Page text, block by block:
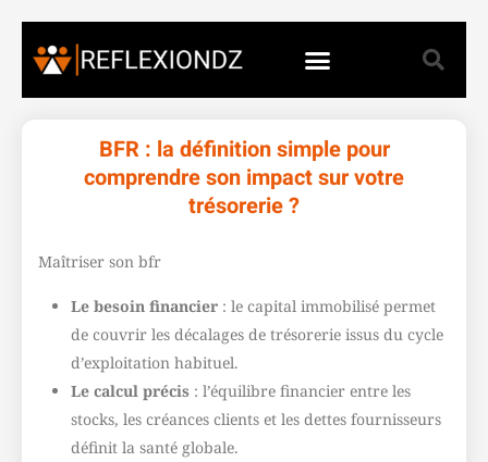
BFR : la définition simple pour
comprendre son impact sur votre
trésorerie ?
Maîtriser son bfr
Le besoin financier : le capital immobilisé permet
de couvrir les décalages de trésorerie issus du cycle
d’exploitation habituel.
Le calcul précis : l’équilibre financier entre les
stocks, les créances clients et les dettes fournisseurs
définit la santé globale.